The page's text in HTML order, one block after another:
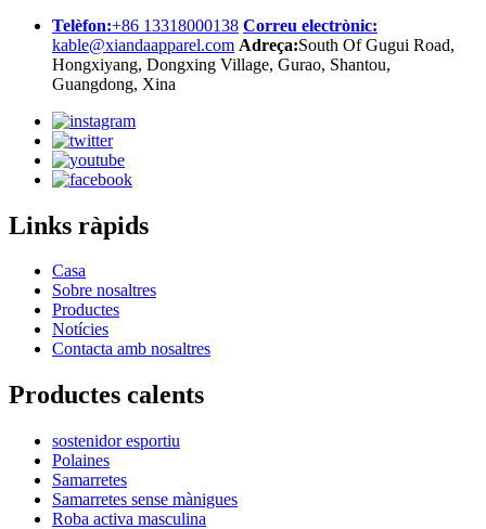
Telèfon:+86 13318000138 Correu electrònic:
kable@xiandaapparel.com Adreça:South Of Gugui Road,
Hongxiyang, Dongxing Village, Gurao, Shantou,
Guangdong, Xina
Links ràpids
Casa
Sobre nosaltres
Productes
Notícies
Contacta amb nosaltres
Productes calents
sostenidor esportiu
Polaines
Samarretes
Samarretes sense mànigues
Roba activa masculina